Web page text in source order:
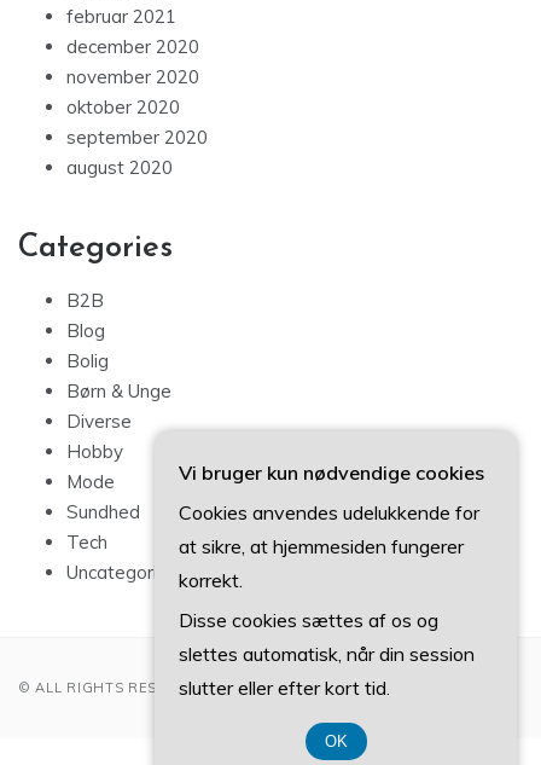
februar 2021
december 2020
november 2020
oktober 2020
september 2020
august 2020
Categories
B2B
Blog
Bolig
Børn & Unge
Diverse
Hobby
Mode
Sundhed
Tech
Uncategorized
© ALL RIGHTS RESERVED 2022
Vi bruger kun nødvendige cookies
Cookies anvendes udelukkende for
at sikre, at hjemmesiden fungerer
korrekt.
Disse cookies sættes af os og
slettes automatisk, når din session
slutter eller efter kort tid.
OK